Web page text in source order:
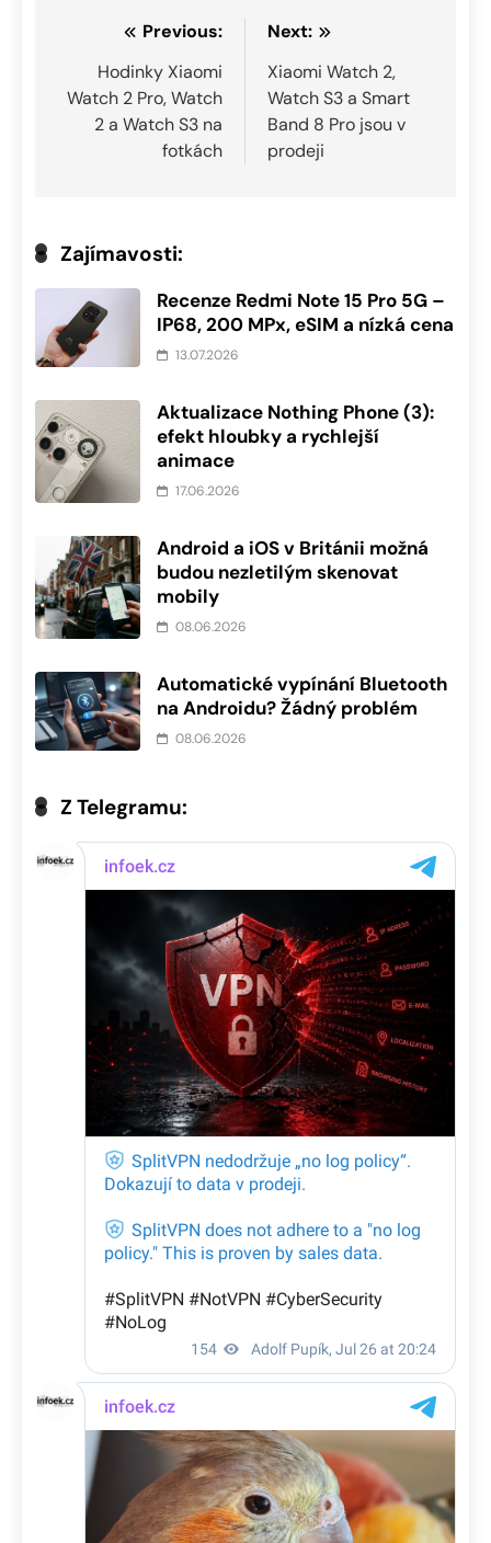
Navigace
pro
příspěvek
Previous:
Hodinky Xiaomi
Watch 2 Pro, Watch
2 a Watch S3 na
fotkách
Next:
Xiaomi Watch 2,
Watch S3 a Smart
Band 8 Pro jsou v
prodeji
Zajímavosti:
Recenze Redmi Note 15 Pro 5G –
IP68, 200 MPx, eSIM a nízká cena
13.07.2026
Aktualizace Nothing Phone (3):
efekt hloubky a rychlejší
animace
17.06.2026
Android a iOS v Británii možná
budou nezletilým skenovat
mobily
08.06.2026
Automatické vypínání Bluetooth
na Androidu? Žádný problém
08.06.2026
Z Telegramu: